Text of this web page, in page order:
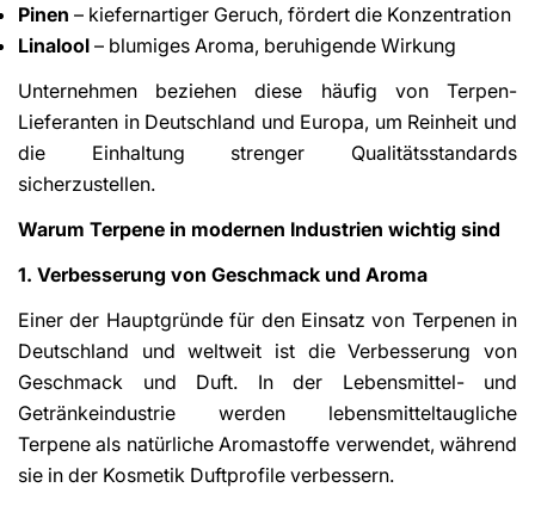
Pinen – kiefernartiger Geruch, fördert die Konzentration
Linalool – blumiges Aroma, beruhigende Wirkung
Unternehmen beziehen diese häufig von Terpen-
Lieferanten in Deutschland und Europa, um Reinheit und
die Einhaltung strenger Qualitätsstandards
sicherzustellen.
Warum Terpene in modernen Industrien wichtig sind
1. Verbesserung von Geschmack und Aroma
Einer der Hauptgründe für den Einsatz von Terpenen in
Deutschland und weltweit ist die Verbesserung von
Geschmack und Duft. In der Lebensmittel- und
Getränkeindustrie werden lebensmitteltaugliche
Terpene als natürliche Aromastoffe verwendet, während
sie in der Kosmetik Duftprofile verbessern.